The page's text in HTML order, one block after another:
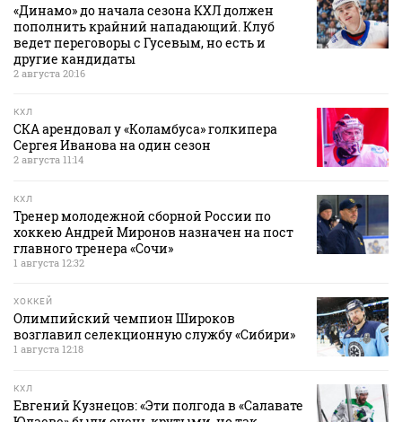
«Динамо» до начала сезона КХЛ должен
пополнить крайний нападающий. Клуб
ведет переговоры с Гусевым, но есть и
другие кандидаты
2 августа 20:16
КХЛ
СКА арендовал у «Коламбуса» голкипера
Сергея Иванова на один сезон
2 августа 11:14
КХЛ
Тренер молодежной сборной России по
хоккею Андрей Миронов назначен на пост
главного тренера «Сочи»
1 августа 12:32
ХОККЕЙ
Олимпийский чемпион Широков
возглавил селекционную службу «Сибири»
1 августа 12:18
КХЛ
Евгений Кузнецов: «Эти полгода в «Салавате